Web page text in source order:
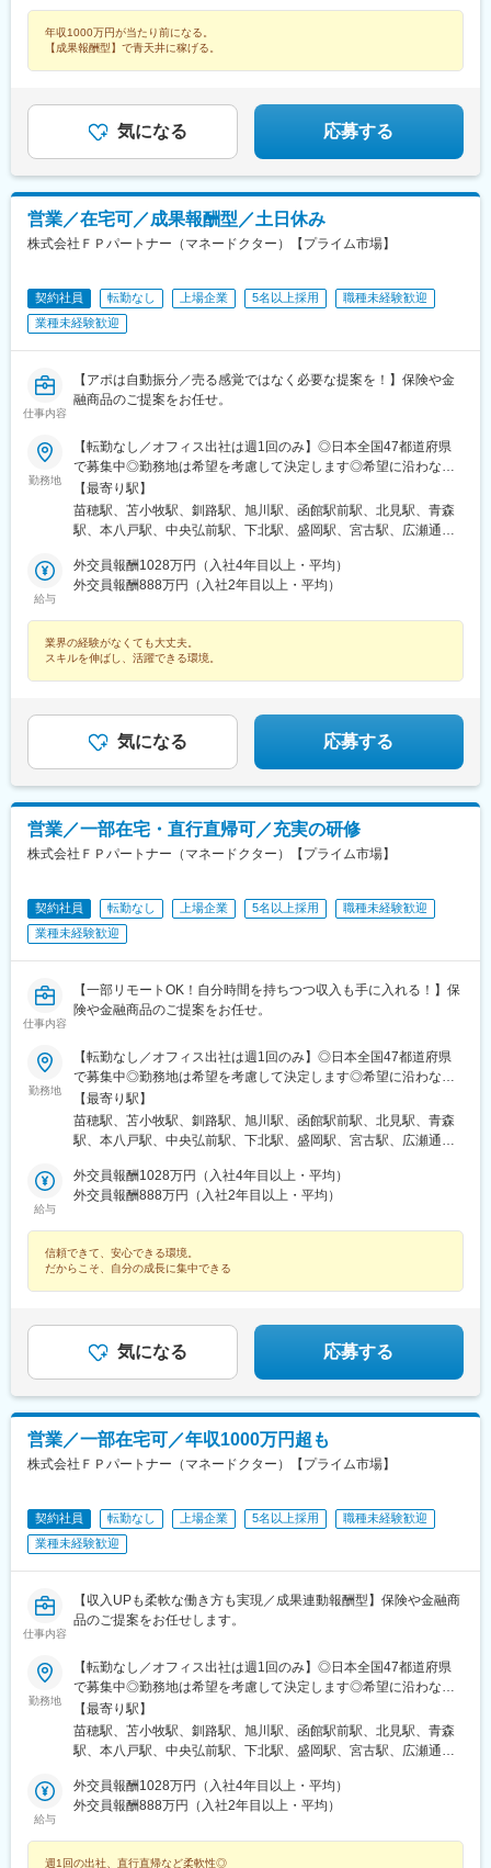
橋駅、大阪梅田駅(阪神線)、神戸三宮駅(阪急・神戸高速)、田町駅
(岡山県)、松川町駅、本通駅、瓦町駅、南堀端駅、デンテツターミ
ナルビル前駅、平和通駅、大橋駅(長崎県)、佐世保駅、九品寺交差
点駅、甲東中学校前駅、県庁前駅(沖縄県)
公園駅、京成成田駅、海浜幕張駅、船橋駅、柏駅、水道橋駅、末
広町駅(東京都)、馬喰町駅、吉祥寺駅、町田駅、自由が丘駅、立川
い駅、新潟駅、長岡駅、西新発田駅、春日山駅、甲府駅、市役所
前駅(長野県)、信濃荒井駅、電気ビル前駅、北鉄金沢駅、仁愛女子
高校駅、敦賀駅、西岐阜駅、高山駅、多治見駅、新静岡駅、富士
駅、第一通り駅、駅前駅、久屋大通駅、尾張一宮駅、津新町駅、
近鉄四日市駅、草津駅(滋賀県)、彦根駅、島ノ関駅、烏丸御池駅、
本町駅、北新地駅、旧居留地・大丸前駅、貿易センター駅、姫路
駅、手柄駅、新大宮駅、和歌山市駅、鳥取駅、松江駅、電鉄出雲
まや橋駅、博多駅、小倉駅(福岡県)、東比恵駅、通谷駅、西鉄久留
米駅、佐賀駅、平和公園駅、佐世保中央駅、水道町駅、大分駅、
中津駅(大分県)、宮崎駅、高見馬場駅、隼人駅、美栄橋駅、バスセ
ンター前駅、函館駅、弘前駅、青葉通一番町駅、愛宕橋駅、長井
駅、駅東公園前駅、前橋駅、西武秩父駅、栄町駅(千葉県)、成田
駅、京成船橋駅、九段下駅、上野広小路駅、馬喰横山駅、九品仏
駅、駅前大通駅、栄町駅(愛知県)、あすなろう四日市駅、石場駅、
京都市役所前駅、心斎橋駅、東梅田駅、元町駅(兵庫県)、三宮・花
時計前駅、山陽姫路駅、岡山駅、稲荷町駅(広島県)、中電前駅、眉
山ロープウェイ山麓駅、高松築港駅、堀詰駅、西小倉駅、東中間
駅、花畑駅、原爆資料館駅、中佐世保駅、通町筋駅、加治屋町
都宮駅東口駅、秩父駅、千葉中央駅、東海神駅、神保町駅、湯島
駅、小伝馬町駅、仲御徒町駅、奥沢駅、立川南駅、秋葉原駅、日
橋駅、大阪梅田駅(阪神線)、神戸三宮駅(阪急・神戸高速)、田町駅
年収1000万円が当たり前になる。
【成果報酬型】で青天井に稼げる。
気になる 応募する
営業／在宅可／成果報酬型／土日休み
株式会社ＦＰパートナー（マネードクター）【プライム市場】
契約社員 転勤なし 上場企業 5名以上採用
職種未経験歓迎
業種未経験歓迎
仕事内容
【アポは自動振分／売る感覚ではなく必要な提案を！】保険や金
融商品のご提案をお任せ。
勤務地
【転勤なし／オフィス出社は週1回のみ】◎日本全国47都道府県
で募集中◎勤務地は希望を考慮して決定します◎希望に沿わない
転勤はありません＜本社＞■東京都台東区浅草橋1-1-8 FP浅草橋ビ
ル・JR中央・総武線『浅草橋駅』西口出口より徒歩約2分・都営
地下鉄浅草線『浅草橋駅』A2出口より徒歩約3分・JR総武線快速
禁煙）▼勤務地の詳細は以下をご確認ください
【最寄り駅】
苗穂駅、苫小牧駅、釧路駅、旭川駅、函館駅前駅、北見駅、青森
駅、本八戸駅、中央弘前駅、下北駅、盛岡駅、宮古駅、広瀬通
駅、南長井駅、さくらんぼ東根駅、郡山駅(福島県)、いわき駅、福
島駅(福島県)、小見川駅、つくば駅、偕楽園駅、東宿郷駅、小山
公園駅、京成成田駅、海浜幕張駅、船橋駅、柏駅、水道橋駅、末
広町駅(東京都)、馬喰町駅、吉祥寺駅、町田駅、自由が丘駅、立川
い駅、新潟駅、長岡駅、西新発田駅、春日山駅、甲府駅、市役所
前駅(長野県)、信濃荒井駅、電気ビル前駅、北鉄金沢駅、仁愛女子
高校駅、敦賀駅、西岐阜駅、高山駅、多治見駅、新静岡駅、富士
駅、第一通り駅、駅前駅、久屋大通駅、尾張一宮駅、津新町駅、
近鉄四日市駅、草津駅(滋賀県)、彦根駅、島ノ関駅、烏丸御池駅、
本町駅、北新地駅、旧居留地・大丸前駅、貿易センター駅、姫路
駅、手柄駅、新大宮駅、和歌山市駅、鳥取駅、松江駅、電鉄出雲
まや橋駅、博多駅、小倉駅(福岡県)、東比恵駅、通谷駅、西鉄久留
米駅、佐賀駅、平和公園駅、佐世保中央駅、水道町駅、大分駅、
中津駅(大分県)、宮崎駅、高見馬場駅、隼人駅、美栄橋駅、バスセ
ンター前駅、函館駅、弘前駅、青葉通一番町駅、愛宕橋駅、長井
駅、駅東公園前駅、前橋駅、西武秩父駅、栄町駅(千葉県)、成田
駅、京成船橋駅、九段下駅、上野広小路駅、馬喰横山駅、九品仏
駅、駅前大通駅、栄町駅(愛知県)、あすなろう四日市駅、石場駅、
京都市役所前駅、心斎橋駅、東梅田駅、元町駅(兵庫県)、三宮・花
時計前駅、山陽姫路駅、岡山駅、稲荷町駅(広島県)、中電前駅、眉
山ロープウェイ山麓駅、高松築港駅、堀詰駅、西小倉駅、東中間
駅、花畑駅、原爆資料館駅、中佐世保駅、通町筋駅、加治屋町
都宮駅東口駅、秩父駅、千葉中央駅、東海神駅、神保町駅、湯島
駅、小伝馬町駅、仲御徒町駅、奥沢駅、立川南駅、秋葉原駅、日
橋駅、大阪梅田駅(阪神線)、神戸三宮駅(阪急・神戸高速)、田町駅
給与
外交員報酬1028万円（入社4年目以上・平均）
外交員報酬888万円（入社2年目以上・平均）
業界の経験がなくても大丈夫。
スキルを伸ばし、活躍できる環境。
気になる 応募する
営業／一部在宅・直行直帰可／充実の研修
株式会社ＦＰパートナー（マネードクター）【プライム市場】
契約社員 転勤なし 上場企業 5名以上採用
職種未経験歓迎
業種未経験歓迎
仕事内容
【一部リモートOK！自分時間を持ちつつ収入も手に入れる！】保
険や金融商品のご提案をお任せ。
勤務地
【転勤なし／オフィス出社は週1回のみ】◎日本全国47都道府県
で募集中◎勤務地は希望を考慮して決定します◎希望に沿わない
転勤はありません＜本社＞■東京都台東区浅草橋1-1-8 FP浅草橋ビ
ル・JR中央・総武線『浅草橋駅』西口出口より徒歩約2分・都営
地下鉄浅草線『浅草橋駅』A2出口より徒歩約3分・JR総武線快速
禁煙）▼勤務地の詳細は以下をご確認ください
【最寄り駅】
苗穂駅、苫小牧駅、釧路駅、旭川駅、函館駅前駅、北見駅、青森
駅、本八戸駅、中央弘前駅、下北駅、盛岡駅、宮古駅、広瀬通
駅、南長井駅、さくらんぼ東根駅、郡山駅(福島県)、いわき駅、福
島駅(福島県)、小見川駅、つくば駅、偕楽園駅、東宿郷駅、小山
公園駅、京成成田駅、海浜幕張駅、船橋駅、柏駅、水道橋駅、末
広町駅(東京都)、馬喰町駅、吉祥寺駅、町田駅、自由が丘駅、立川
い駅、新潟駅、長岡駅、西新発田駅、春日山駅、甲府駅、市役所
前駅(長野県)、信濃荒井駅、電気ビル前駅、北鉄金沢駅、仁愛女子
高校駅、敦賀駅、西岐阜駅、高山駅、多治見駅、新静岡駅、富士
駅、第一通り駅、駅前駅、久屋大通駅、尾張一宮駅、津新町駅、
近鉄四日市駅、草津駅(滋賀県)、彦根駅、島ノ関駅、烏丸御池駅、
本町駅、北新地駅、旧居留地・大丸前駅、貿易センター駅、姫路
駅、手柄駅、新大宮駅、和歌山市駅、鳥取駅、松江駅、電鉄出雲
まや橋駅、博多駅、小倉駅(福岡県)、東比恵駅、通谷駅、西鉄久留
米駅、佐賀駅、平和公園駅、佐世保中央駅、水道町駅、大分駅、
中津駅(大分県)、宮崎駅、高見馬場駅、隼人駅、美栄橋駅、バスセ
ンター前駅、函館駅、弘前駅、青葉通一番町駅、愛宕橋駅、長井
駅、駅東公園前駅、前橋駅、西武秩父駅、栄町駅(千葉県)、成田
駅、京成船橋駅、九段下駅、上野広小路駅、馬喰横山駅、九品仏
駅、駅前大通駅、栄町駅(愛知県)、あすなろう四日市駅、石場駅、
京都市役所前駅、心斎橋駅、東梅田駅、元町駅(兵庫県)、三宮・花
時計前駅、山陽姫路駅、岡山駅、稲荷町駅(広島県)、中電前駅、眉
山ロープウェイ山麓駅、高松築港駅、堀詰駅、西小倉駅、東中間
駅、花畑駅、原爆資料館駅、中佐世保駅、通町筋駅、加治屋町
都宮駅東口駅、秩父駅、千葉中央駅、東海神駅、神保町駅、湯島
駅、小伝馬町駅、仲御徒町駅、奥沢駅、立川南駅、秋葉原駅、日
給与
外交員報酬1028万円（入社4年目以上・平均）
外交員報酬888万円（入社2年目以上・平均）
信頼できて、安心できる環境。
だからこそ、自分の成長に集中できる
気になる 応募する
営業／一部在宅可／年収1000万円超も
株式会社ＦＰパートナー（マネードクター）【プライム市場】
契約社員 転勤なし 上場企業 5名以上採用
職種未経験歓迎
業種未経験歓迎
仕事内容
【収入UPも柔軟な働き方も実現／成果連動報酬型】保険や金融商
品のご提案をお任せします。
勤務地
【転勤なし／オフィス出社は週1回のみ】◎日本全国47都道府県
で募集中◎勤務地は希望を考慮して決定します◎希望に沿わない
転勤はありません＜本社＞■東京都台東区浅草橋1-1-8 FP浅草橋ビ
ル・JR中央・総武線『浅草橋駅』西口出口より徒歩約2分・都営
地下鉄浅草線『浅草橋駅』A2出口より徒歩約3分・JR総武線快速
禁煙）▼勤務地の詳細は以下をご確認ください
【最寄り駅】
苗穂駅、苫小牧駅、釧路駅、旭川駅、函館駅前駅、北見駅、青森
駅、本八戸駅、中央弘前駅、下北駅、盛岡駅、宮古駅、広瀬通
駅、南長井駅、さくらんぼ東根駅、郡山駅(福島県)、いわき駅、福
島駅(福島県)、小見川駅、つくば駅、偕楽園駅、東宿郷駅、小山
給与
外交員報酬1028万円（入社4年目以上・平均）
外交員報酬888万円（入社2年目以上・平均）
週1回の出社、直行直帰など柔軟性◎